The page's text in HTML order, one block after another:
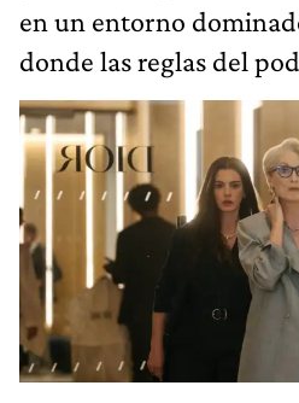
en un entorno
donde las reglas del